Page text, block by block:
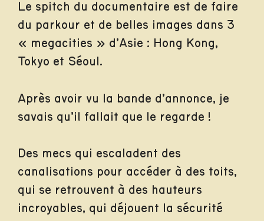
Le spitch du documentaire est de faire
du parkour et de belles images dans 3
« megacities » d’Asie : Hong Kong,
Tokyo et Séoul.
Après avoir vu la bande d’annonce, je
savais qu’il fallait que le regarde !
Des mecs qui escaladent des
canalisations pour accéder à des toits,
qui se retrouvent à des hauteurs
incroyables, qui déjouent la sécurité